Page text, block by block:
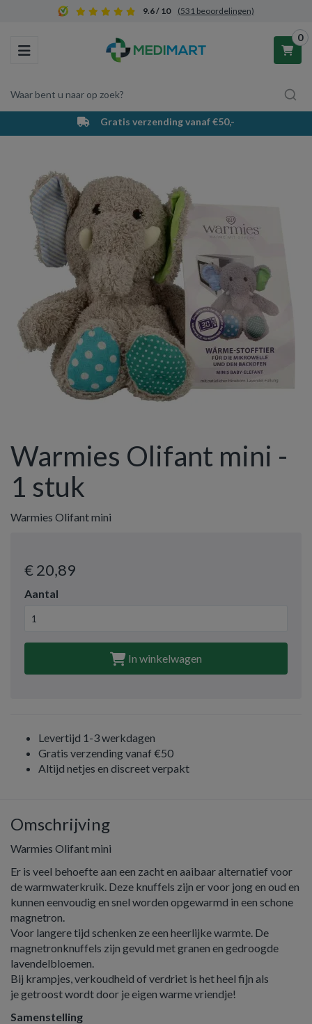
9.6 / 10 (531 beoordelingen)
Toggle navigation
Waar bent u naar op zoek?
0
Winkelwagen
Uw winkelwagen is leeg.
Vul hem met producten.
Gratis verzending vanaf €50,-
Warmies Olifant mini -
1 stuk
Warmies Olifant mini
€ 20,89
Aantal
In winkelwagen
Levertijd 1-3 werkdagen
Gratis verzending vanaf €50
Altijd netjes en discreet verpakt
Omschrijving
Warmies Olifant mini
Er is veel behoefte aan een zacht en aaibaar alternatief voor
de warmwaterkruik. Deze knuffels zijn er voor jong en oud en
kunnen eenvoudig en snel worden opgewarmd in een schone
magnetron.
Voor langere tijd schenken ze een heerlijke warmte. De
magnetronknuffels zijn gevuld met granen en gedroogde
lavendelbloemen.
Bij krampjes, verkoudheid of verdriet is het heel fijn als
je getroost wordt door je eigen warme vriendje!
Samenstelling